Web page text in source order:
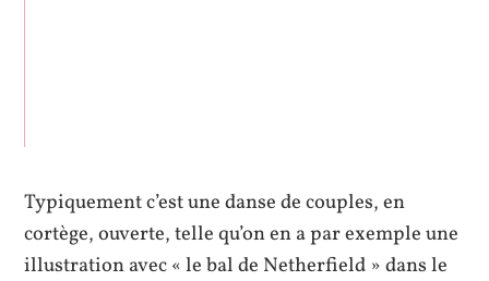
Typiquement c’est une danse de couples, en
cortège, ouverte, telle qu’on en a par exemple une
illustration avec « le bal de Netherfield » dans le